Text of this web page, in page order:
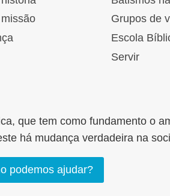
Grupos de
Escola
Servir
que tem como fundamento o
há mudança verdadeira na
podemos ajudar?